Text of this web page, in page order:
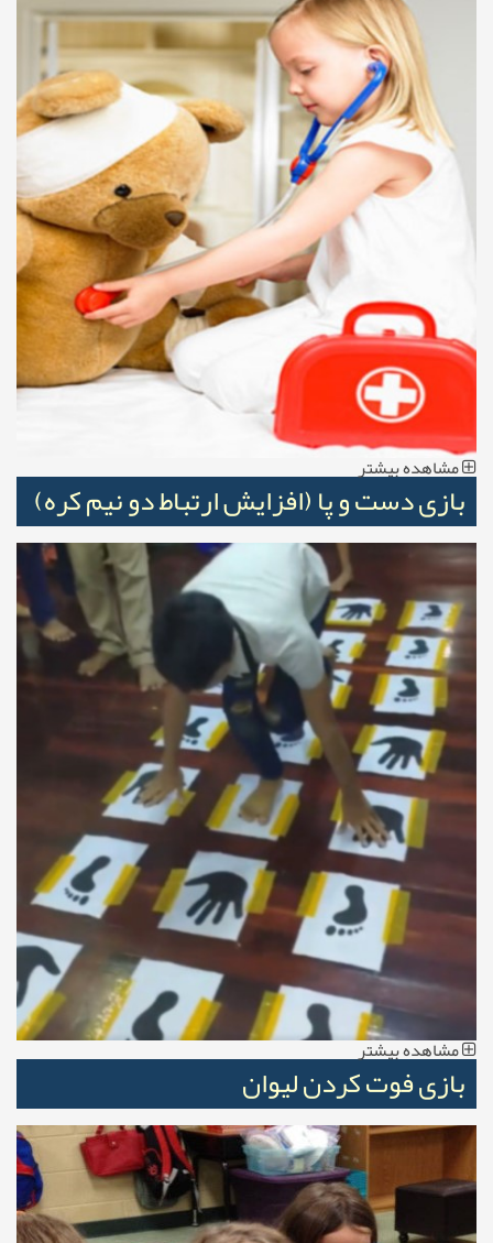
مشاهده بیشتر
بازی دست و پا (افزایش ارتباط دو نیم کره)
مشاهده بیشتر
بازی فوت کردن لیوان